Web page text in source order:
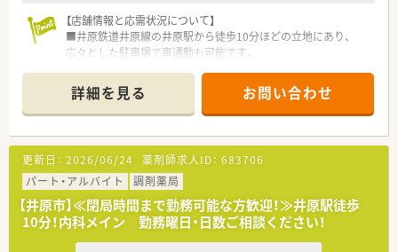
っています。
■無菌調剤対応薬局の設置や関連会社の介護サービス事業を展
開するサンキ・ウエルビィ（株）との連携、そして中国地方最大級
の店舗網を生かし、地域の皆さまが安心して暮らせる街づくりを
支援します。
＜こんな方にもおすすめ＞
■キャリアアップを目指す方、自身のスキルを磨きたい方
■福利厚生・教育体制が整っている会社で働きたい方
【店舗情報と応需状況について】
■井原鉄道井原線の井原駅から徒歩10分ほどの立地にあり、
広々とした駐車場で車通勤も可能です。
から60枚程度を受け付けています。
■薬剤師は常時2名体制で運営しており、事務スタッフも在籍し
ているため安心して業務に取り組めます。
【求人情報について】
■管理薬剤師候補として募集しており、経験や能力に応じて年収
600万円から700万円も可能です。
■年間休日は110日確保されており、日曜日と祝日に加えてシフ
ト制での休日取得が可能です。
■正社員としての採用で、退職金制度や各種手当などの福利厚生
もしっかりと整備されています。
詳細を見る お問い合わせ
更新日： 2026/06/24 薬剤師求人ID： 683706
パート・アルバイト
調剤薬局
【井原市】≪閉局時間まで勤務可能な方歓迎！≫井原駅徒歩
10分！内科メイン 勤務曜日・日数ご相談ください！